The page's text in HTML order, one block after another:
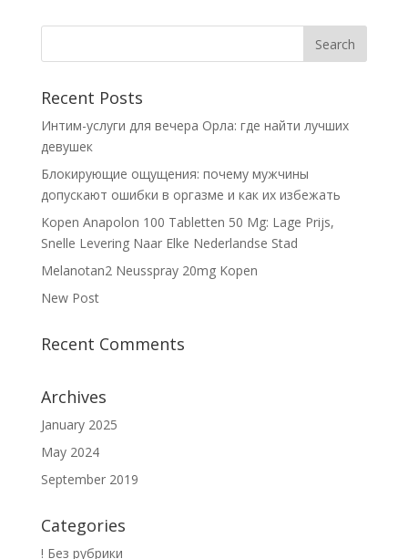
Recent Posts
Интим-услуги для вечера Орла: где найти лучших
девушек
Блокирующие ощущения: почему мужчины
допускают ошибки в оргазме и как их избежать
Kopen Anapolon 100 Tabletten 50 Mg: Lage Prijs,
Snelle Levering Naar Elke Nederlandse Stad
Melanotan2 Neusspray 20mg Kopen
New Post
Recent Comments
Archives
January 2025
May 2024
September 2019
Categories
! Без рубрики